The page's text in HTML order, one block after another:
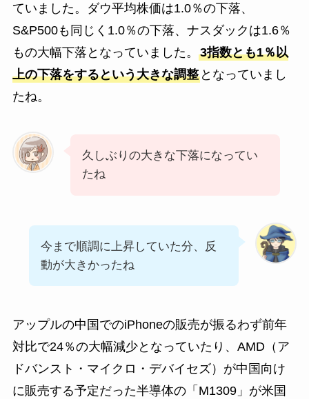
ていました。ダウ平均株価は1.0％の下落、
S&P500も同じく1.0％の下落、ナスダックは1.6％
もの大幅下落となっていました。 3指数とも1％以
上の下落をするという大きな調整となっていまし
たね。
久しぶりの大きな下落になってい
たね
今まで順調に上昇していた分、反
動が大きかったね
アップルの中国でのiPhoneの販売が振るわず前年
対比で24％の大幅減少となっていたり、AMD（ア
ドバンスト・マイクロ・デバイセズ）が中国向け
に販売する予定だった半導体の「M1309」が米国